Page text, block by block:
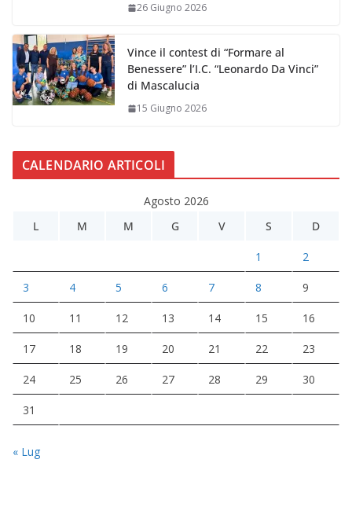
26 Giugno 2026
Vince il contest di “Formare al
Benessere” l’I.C. “Leonardo Da Vinci”
di Mascalucia
15 Giugno 2026
CALENDARIO ARTICOLI
Agosto 2026
L
M M G V S D
1 2
3 4 5 6 7 8 9
10 11 12 13 14 15 16
17 18 19 20 21 22 23
24 25 26 27 28 29 30
31
« Lug